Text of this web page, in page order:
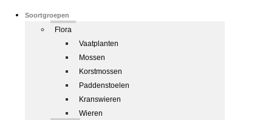
Soortgroepen
Flora
Vaatplanten
Mossen
Korstmossen
Paddenstoelen
Kranswieren
Wieren